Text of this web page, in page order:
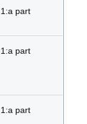
1:a part
1:a part
1:a part